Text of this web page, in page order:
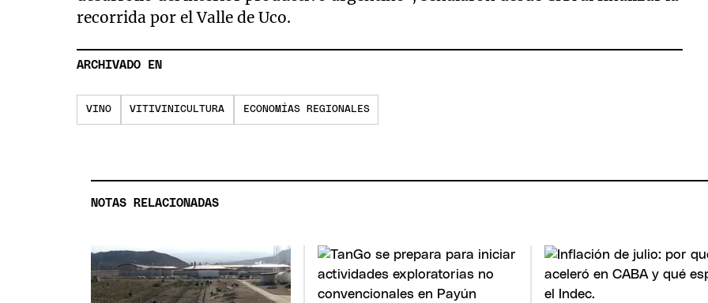
recorrida por el Valle de Uco.
ARCHIVADO EN
VINO VITIVINICULTURA ECONOMÍAS REGIONALES
NOTAS RELACIONADAS